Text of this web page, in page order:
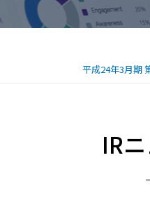
平成24年3月期
IR